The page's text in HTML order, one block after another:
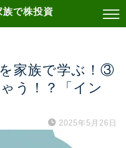
で株投資
を家族で学ぶ！③
う！？「イン
2025年5月26日